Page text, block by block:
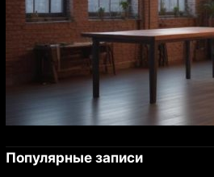
Популярные записи